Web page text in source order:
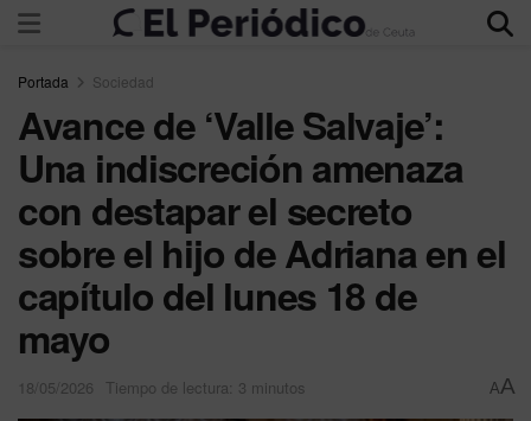
Portada Sociedad
Avance de ‘Valle Salvaje’:
Una indiscreción amenaza
con destapar el secreto
sobre el hijo de Adriana en el
capítulo del lunes 18 de
mayo
18/05/2026 Tiempo de lectura: 3 minutos AA